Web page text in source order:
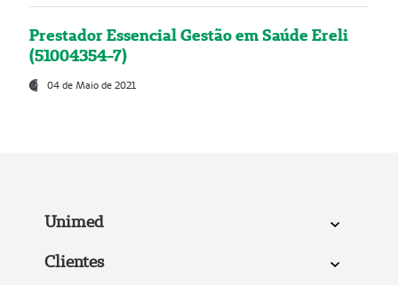
Prestador Essencial Gestão em Saúde Ereli
(51004354-7)
04 de Maio de 2021
Unimed
Clientes